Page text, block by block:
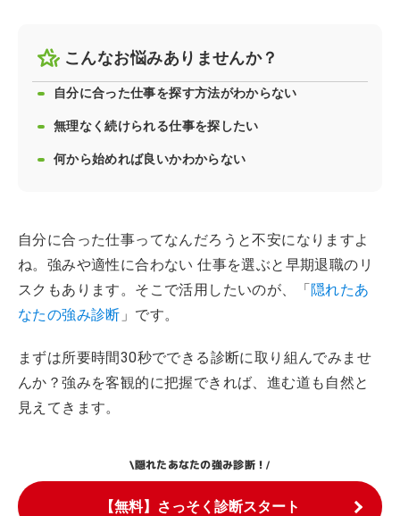
こんなお悩みありませんか？
自分に合った仕事を探す方法がわからない
無理なく続けられる仕事を探したい
何から始めれば良いかわからない
自分に合った仕事ってなんだろうと不安になりますよ
ね。強みや適性に合わない 仕事を選ぶと早期退職のリ
スクもあります。そこで活用したいのが、「隠れたあ
なたの強み診断 」です。
まずは所要時間30秒でできる診断に取り組んでみませ
んか？強みを客観的に把握できれば、進む道も自然と
見えてきます。
\隠れたあなたの強み診断！/
【無料】さっそく診断スタート